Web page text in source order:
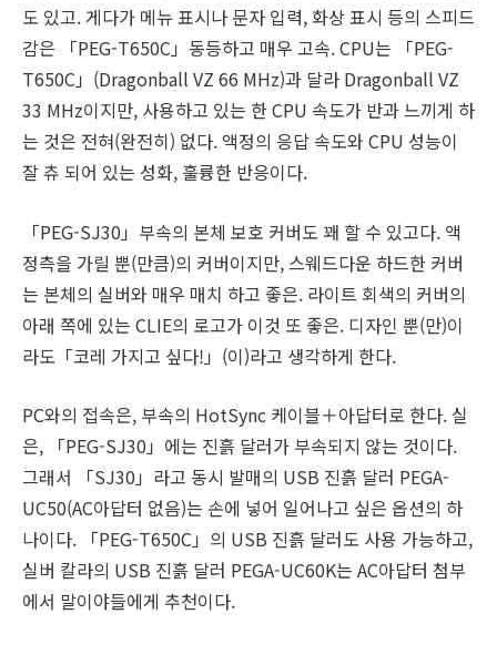
도 있고. 게다가 메뉴 표시나 문자 입력, 화상 표시 등의 스피드
감은 「PEG-T650C」동등하고 매우 고속. CPU는 「PEG-
T650C」(Dragonball VZ 66 MHz)과 달라 Dragonball VZ
33 MHz이지만, 사용하고 있는 한 CPU 속도가 반과 느끼게 하
는 것은 전혀(완전히) 없다. 액정의 응답 속도와 CPU 성능이
잘 츄 되어 있는 성화, 훌륭한 반응이다.
「PEG-SJ30」부속의 본체 보호 커버도 꽤 할 수 있고다. 액
정측을 가릴 뿐(만큼)의 커버이지만, 스웨드다운 하드한 커버
는 본체의 실버와 매우 매치 하고 좋은. 라이트 회색의 커버의
아래 쪽에 있는 CLIE의 로고가 이것 또 좋은. 디자인 뿐(만)이
라도「코레 가지고 싶다!」(이)라고 생각하게 한다.
PC와의 접속은, 부속의 HotSync 케이블＋아답터로 한다. 실
은, 「PEG-SJ30」에는 진흙 달러가 부속되지 않는 것이다.
그래서 「SJ30」라고 동시 발매의 USB 진흙 달러 PEGA-
UC50(AC아답터 없음)는 손에 넣어 일어나고 싶은 옵션의 하
나이다. 「PEG-T650C」의 USB 진흙 달러도 사용 가능하고,
실버 칼라의 USB 진흙 달러 PEGA-UC60K는 AC아답터 첨부
에서 말이야들에게 추천이다.